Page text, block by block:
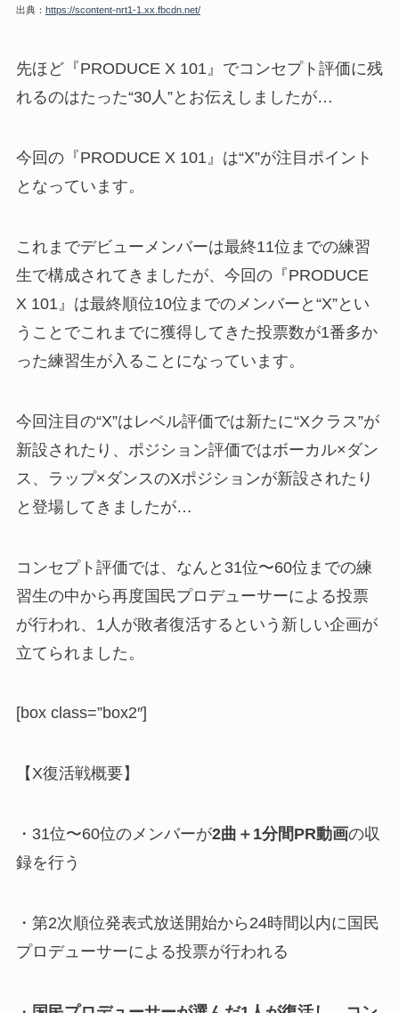
出典： https://scontent-nrt1-1.xx.fbcdn.net/
先ほど『PRODUCE X 101』でコンセプト評価に残
れるのはたった“30人”とお伝えしましたが…
今回の『PRODUCE X 101』は“X”が注目ポイント
となっています。
これまでデビューメンバーは最終11位までの練習
生で構成されてきましたが、今回の『PRODUCE
X 101』は最終順位10位までのメンバーと“X”とい
うことでこれまでに獲得してきた投票数が1番多か
った練習生が入ることになっています。
今回注目の“X”はレベル評価では新たに“Xクラス”が
新設されたり、ポジション評価ではボーカル×ダン
ス、ラップ×ダンスのXポジションが新設されたり
と登場してきましたが…
コンセプト評価では、なんと31位〜60位までの練
習生の中から再度国民プロデューサーによる投票
が行われ、1人が敗者復活するという新しい企画が
立てられました。
[box class=”box2″]
【X復活戦概要】
・31位〜60位のメンバーが2曲＋1分間PR動画の収
録を行う
・第2次順位発表式放送開始から24時間以内に国民
プロデューサーによる投票が行われる